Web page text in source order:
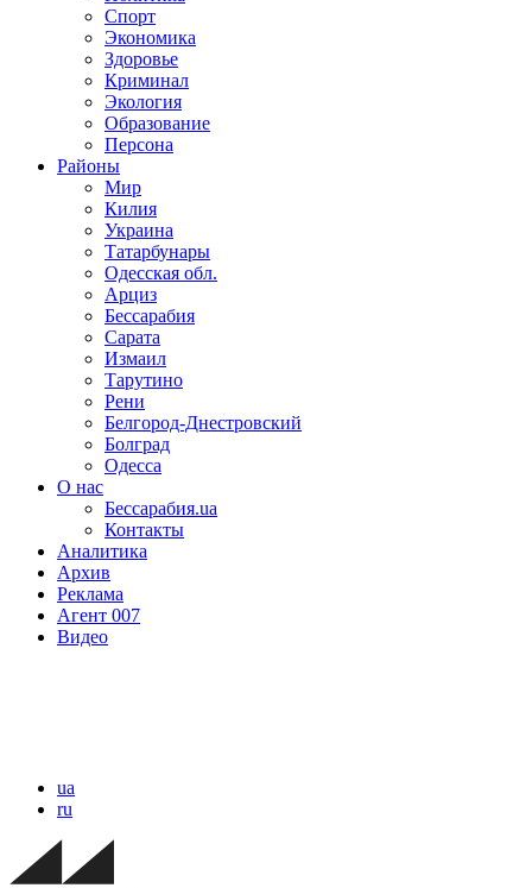
Спорт
Экономика
Здоровье
Криминал
Экология
Образование
Персона
Районы
Мир
Килия
Украина
Татарбунары
Одесская обл.
Арциз
Бессарабия
Сарата
Измаил
Тарутино
Рени
Белгород-Днестровский
Болград
Одесса
О нас
Бессарабия.ua
Контакты
Аналитика
Архив
Реклама
Агент 007
Видео
ua
ru